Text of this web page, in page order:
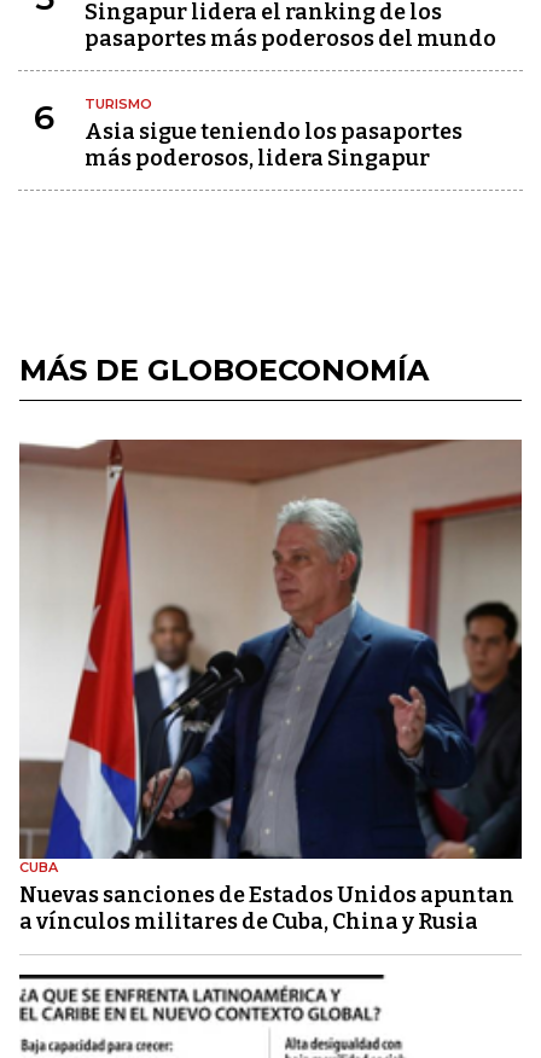
Singapur lidera el ranking de los
pasaportes más poderosos del mundo
6 TURISMO
Asia sigue teniendo los pasaportes
más poderosos, lidera Singapur
MÁS DE GLOBOECONOMÍA
CUBA
Nuevas sanciones de Estados Unidos apuntan
a vínculos militares de Cuba, China y Rusia